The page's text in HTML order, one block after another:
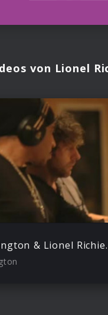
von Lionel
Billy